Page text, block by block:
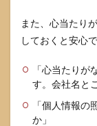
また、心当たり
しておくと安心で
「心当たりが
す。会社名と
「個人情報
か」